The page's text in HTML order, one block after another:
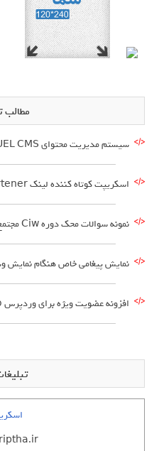
سیستم مدیریت محتوای FUEL CMS
اسکریپت کوتاه کننده لینک URL Shortener نسخه 1.5
نمونه سوالات محک دوره Ciw مجتمع فنی تهران
نمایش پیغامی خاص هنگام نمایش
افزونه عضویت ویژه برای وردپرس Ultimate Membership Pro